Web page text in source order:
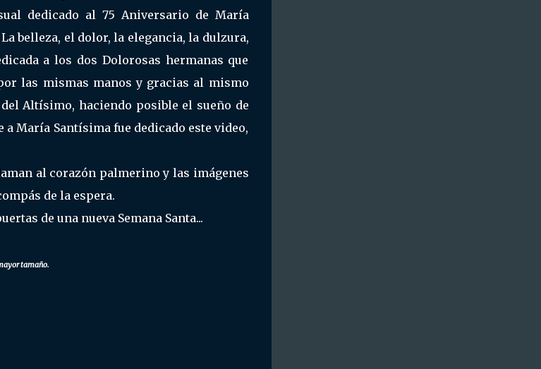
dedicado al 75 Aniversario de María
belleza, el dolor, la elegancia, la dulzura,
a los dos Dolorosas hermanas que
las mismas manos y gracias al mismo
Altísimo, haciendo posible el sueño de
María Santísima fue dedicado este video,
al corazón palmerino y las imágenes
de la espera.
de una nueva Semana Santa...
tamaño.